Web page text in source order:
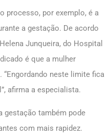
processo, por exemplo, é a
a gestação. De acordo
Junqueira, do Hospital
é que a mulher
“Engordando neste limite fica
afirma a especialista.
gestação também pode
com mais rapidez.